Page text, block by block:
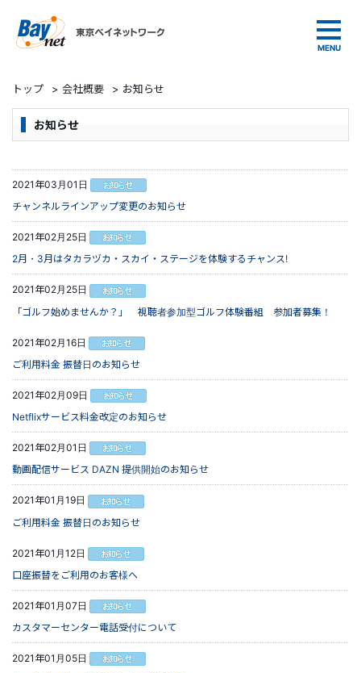
トップ > 会社概要 > お知らせ
お知らせ
2021年03月01日
チャンネルラインアップ変更のお知らせ
2021年02月25日
2月・3月はタカラヅカ・スカイ・ステージを体験するチャンス!
2021年02月25日
「ゴルフ始めませんか？」 視聴者参加型ゴルフ体験番組 参加者募集！
2021年02月16日
ご利用料金 振替日のお知らせ
2021年02月09日
Netflixサービス料金改定のお知らせ
2021年02月01日
動画配信サービス DAZN 提供開始のお知らせ
2021年01月19日
ご利用料金 振替日のお知らせ
2021年01月12日
口座振替をご利用のお客様へ
2021年01月07日
カスタマーセンター電話受付について
2021年01月05日